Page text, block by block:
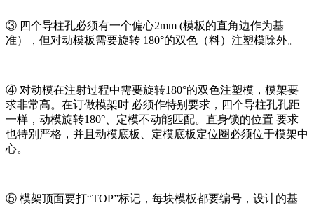
③ 四个导柱孔必须有一个偏心2mm (模板的直角边作为基
准），但对动模板需要旋转 180°的双色（料）注塑模除外。
④ 对动模在注射过程中需要旋转180°的双色注塑模，模架要
求非常高。在订做模架时 必须作特别要求，四个导柱孔孔距
一样，动模旋转180°、定模不动能匹配。直身锁的位置 要求
也特别严格，并且动模底板、定模底板定位圈必须位于模架中
心。
⑤ 模架顶面要打“TOP”标记，每块模板都要编号，设计的基